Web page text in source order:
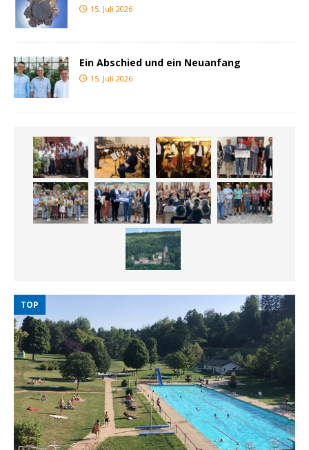
15. Juli 2026
Ein Abschied und ein Neuanfang
15. Juli 2026
TOP